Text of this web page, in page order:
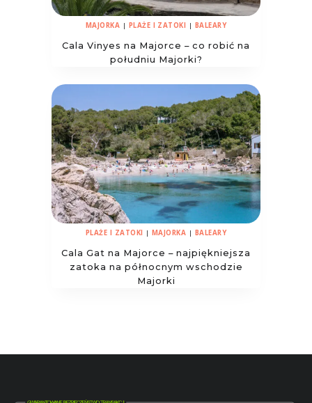
MAJORKA | PLAŻE I ZATOKI | BALEARY
Cala Vinyes na Majorce – co robić na
południu Majorki?
PLAŻE I ZATOKI | MAJORKA | BALEARY
Cala Gat na Majorce – najpiękniejsza
zatoka na północnym wschodzie
Majorki